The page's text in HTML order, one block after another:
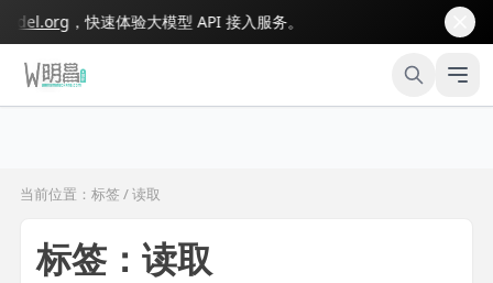
，快速体验大模型 API 接入服务。
当前位置：标签 / 读取
标签：读取